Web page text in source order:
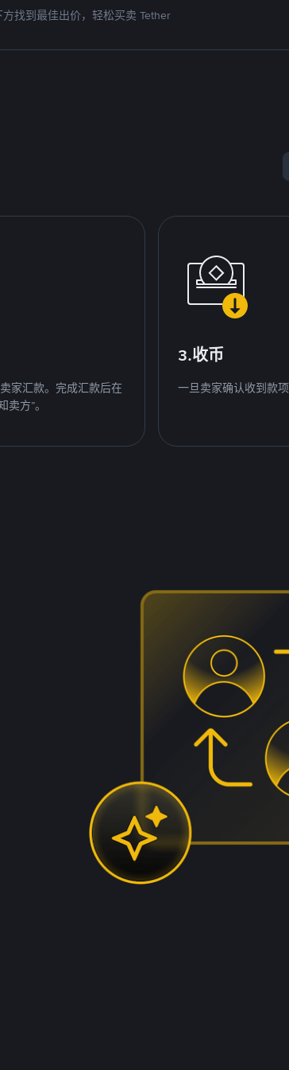
找到最佳出价，轻松买卖 Tether
家汇款。完成汇款后在
方”。
3.收币
一旦卖家确认收到款